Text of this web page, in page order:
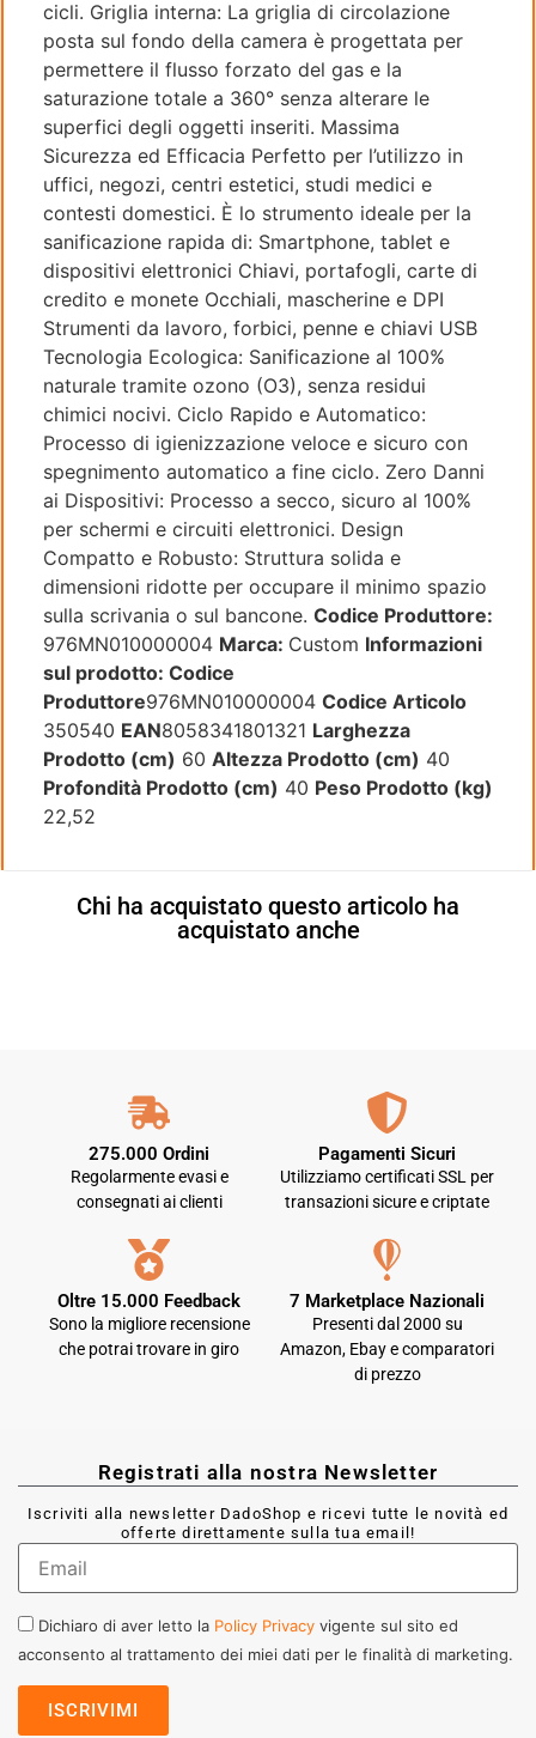
cicli. Griglia interna: La griglia di circolazione
posta sul fondo della camera è progettata per
permettere il flusso forzato del gas e la
saturazione totale a 360° senza alterare le
superfici degli oggetti inseriti. Massima
Sicurezza ed Efficacia Perfetto per l’utilizzo in
uffici, negozi, centri estetici, studi medici e
contesti domestici. È lo strumento ideale per la
sanificazione rapida di: Smartphone, tablet e
dispositivi elettronici Chiavi, portafogli, carte di
credito e monete Occhiali, mascherine e DPI
Strumenti da lavoro, forbici, penne e chiavi USB
Tecnologia Ecologica: Sanificazione al 100%
naturale tramite ozono (O3), senza residui
chimici nocivi. Ciclo Rapido e Automatico:
Processo di igienizzazione veloce e sicuro con
spegnimento automatico a fine ciclo. Zero Danni
ai Dispositivi: Processo a secco, sicuro al 100%
per schermi e circuiti elettronici. Design
Compatto e Robusto: Struttura solida e
dimensioni ridotte per occupare il minimo spazio
sulla scrivania o sul bancone. Codice Produttore:
976MN010000004 Marca: Custom Informazioni
sul prodotto: Codice
Produttore976MN010000004 Codice Articolo
350540 EAN8058341801321 Larghezza
Prodotto (cm) 60 Altezza Prodotto (cm) 40
Profondità Prodotto (cm) 40 Peso Prodotto (kg)
22,52
Chi ha acquistato questo articolo ha
acquistato anche
275.000 Ordini
Regolarmente evasi e
consegnati ai clienti
Pagamenti Sicuri
Utilizziamo certificati SSL per
transazioni sicure e criptate
Oltre 15.000 Feedback
Sono la migliore recensione
che potrai trovare in giro
7 Marketplace Nazionali
Presenti dal 2000 su
Amazon, Ebay e comparatori
di prezzo
Registrati alla nostra Newsletter
Iscriviti alla newsletter DadoShop e ricevi tutte le novità ed
offerte direttamente sulla tua email!
Dichiaro di aver letto la Policy Privacy vigente sul sito ed
acconsento al trattamento dei miei dati per le finalità di marketing.